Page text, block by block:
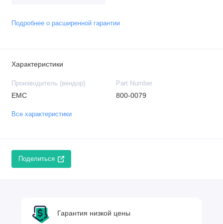
Подробнее о расширенной гарантии
Характеристики
Производитель (вендор)
EMC
Part Number
800-0079
Все характеристики
Поделиться
Гарантия низкой цены